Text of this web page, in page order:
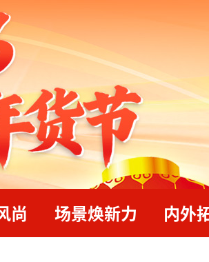
尚 场景焕新力 内外